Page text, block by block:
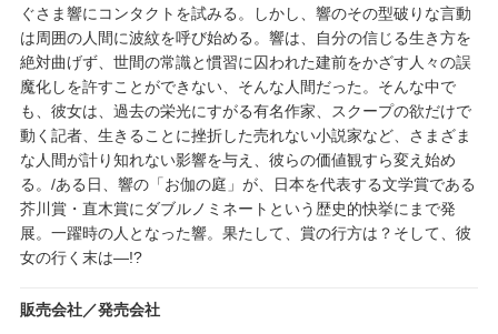
ぐさま響にコンタクトを試みる。しかし、響のその型破りな言動
は周囲の人間に波紋を呼び始める。響は、自分の信じる生き方を
絶対曲げず、世間の常識と慣習に囚われた建前をかざす人々の誤
魔化しを許すことができない、そんな人間だった。そんな中で
も、彼女は、過去の栄光にすがる有名作家、スクープの欲だけで
動く記者、生きることに挫折した売れない小説家など、さまざま
な人間が計り知れない影響を与え、彼らの価値観すら変え始め
る。/ある日、響の「お伽の庭」が、日本を代表する文学賞である
芥川賞・直木賞にダブルノミネートという歴史的快挙にまで発
展。一躍時の人となった響。果たして、賞の行方は？そして、彼
女の行く末は―!?
販売会社／発売会社